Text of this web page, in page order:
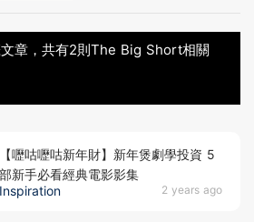
章，共有2則The Big Short相關
Inspiration 2 years ago
【嚦咕嚦咕新年財】新年煲劇學投資 5
部新手必看經典電影影集